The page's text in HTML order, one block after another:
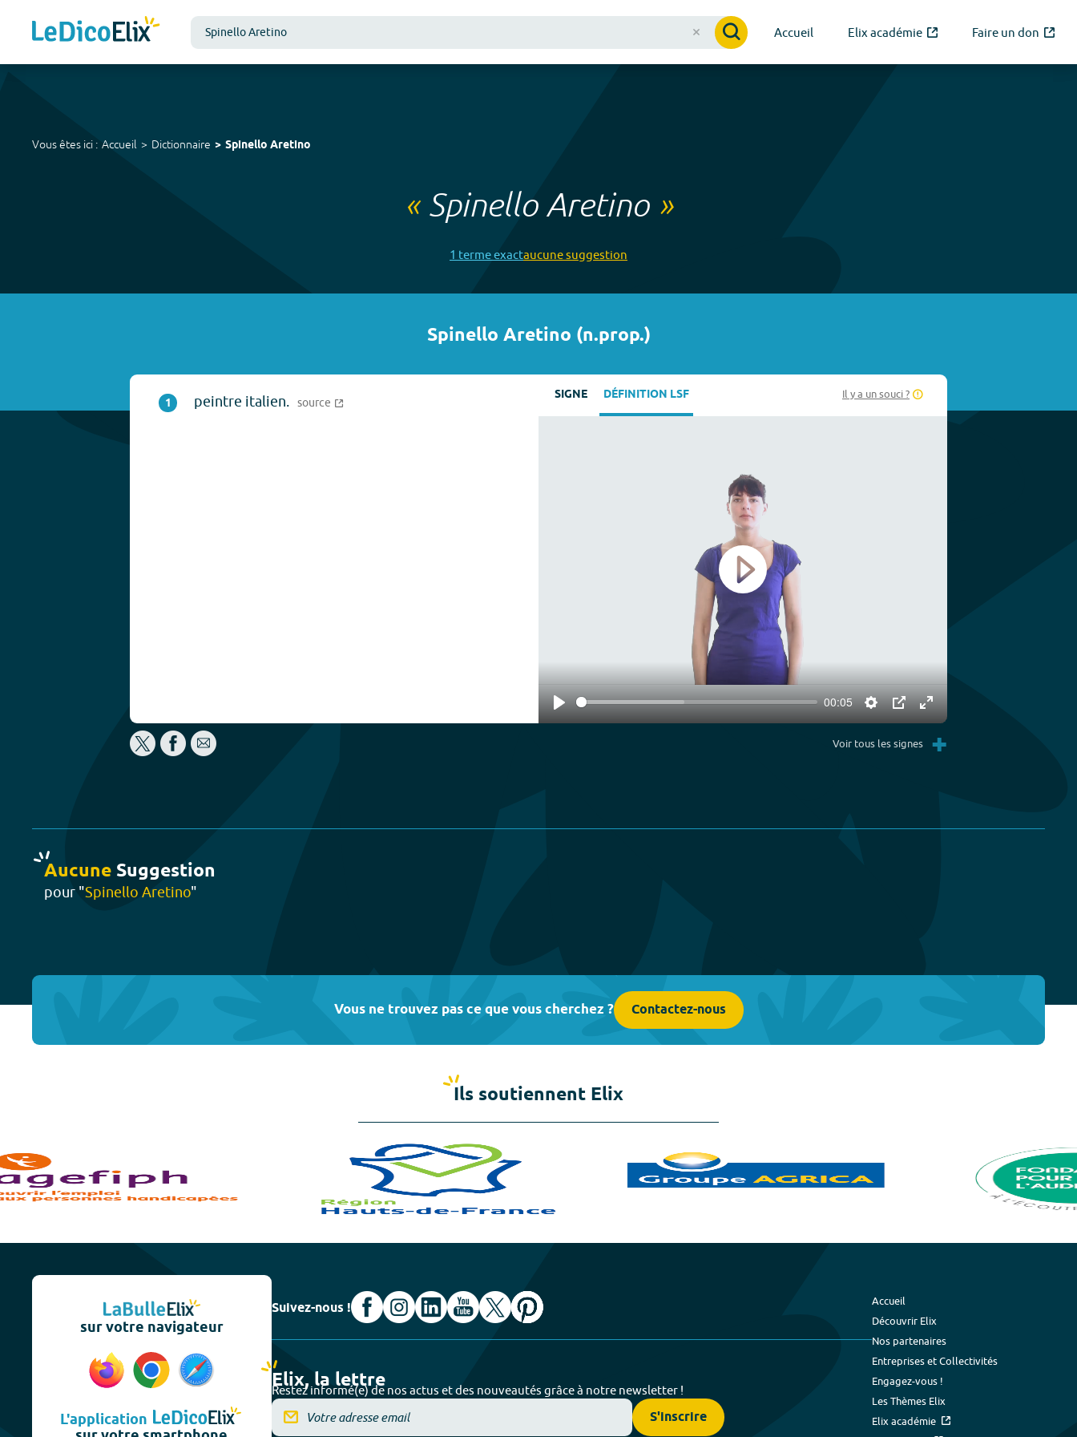
Accueil Elix académie Faire un don
Vous êtes ici : Accueil Dictionnaire Spinello Aretino
« Spinello Aretino»
1 termeexactaucunesuggestion
Spinello Aretino (n.prop.)
1 peintre italien. source SIGNE DÉFINITION LSF Il y a un souci ?
Play
00:05
Settings
PIP Enter
fullscreen
Play
Voir tous les signes +
Aucune Suggestion
pour "Spinello Aretino"
Vous ne trouvez pas ce que vous cherchez ? Contactez-nous
Ils soutiennent Elix
sur votre navigateur
L'application
Suivez-nous !
Elix, la lettre
Restez informé(e) de nos actus et des nouveautés grâce à notre newsletter !
S'inscrire
Accueil
Découvrir Elix
Nos partenaires
Entreprises et Collectivités
Engagez-vous !
Les Thèmes Elix
Elix académie